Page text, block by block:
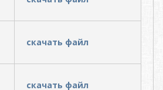
скачать файл
скачать файл